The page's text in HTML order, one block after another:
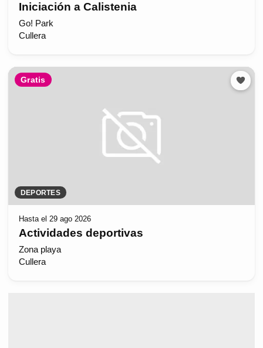
Iniciación a Calistenia
Go! Park
Cullera
Gratis
DEPORTES
Hasta el 29 ago 2026
Actividades deportivas
Zona playa
Cullera